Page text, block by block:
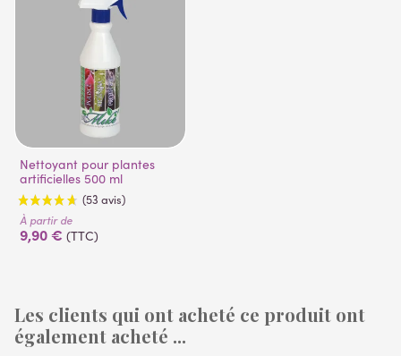
Nettoyant pour plantes
artificielles 500 ml
À partir de
9,90 € (TTC)
Les clients qui ont acheté ce produit ont
également acheté ...